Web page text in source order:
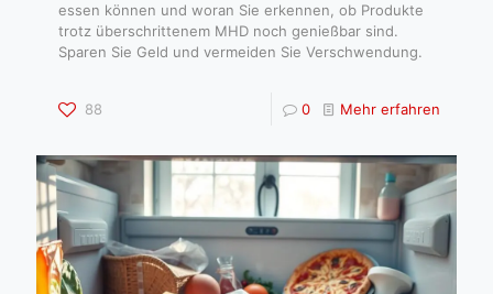
essen können und woran Sie erkennen, ob Produkte
trotz überschrittenem MHD noch genießbar sind.
Sparen Sie Geld und vermeiden Sie Verschwendung.
88 0 Mehr erfahren